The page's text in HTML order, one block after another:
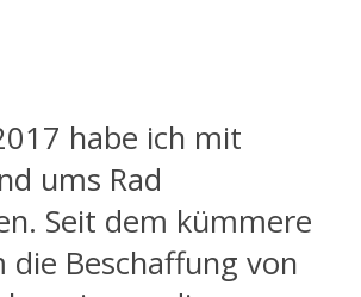
habe ich mit
ums Rad
Seit dem kümmere
die Beschaffung von